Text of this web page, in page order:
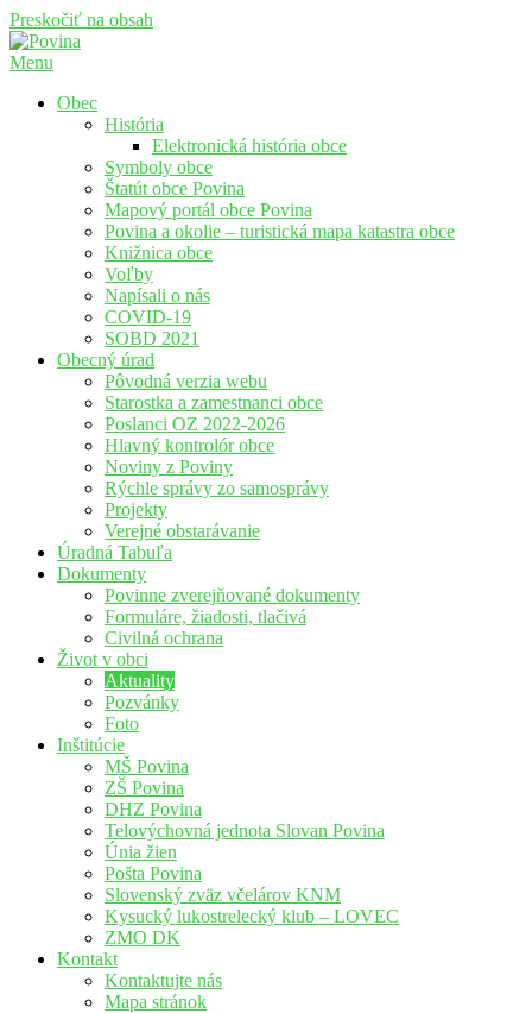
Preskočiť na obsah
Menu
Obec
História
Elektronická história obce
Symboly obce
Štatút obce Povina
Mapový portál obce Povina
Povina a okolie – turistická mapa katastra obce
Knižnica obce
Voľby
Napísali o nás
COVID-19
SOBD 2021
Obecný úrad
Pôvodná verzia webu
Starostka a zamestnanci obce
Poslanci OZ 2022-2026
Hlavný kontrolór obce
Noviny z Poviny
Rýchle správy zo samosprávy
Projekty
Verejné obstarávanie
Úradná Tabuľa
Dokumenty
Povinne zverejňované dokumenty
Formuláre, žiadosti, tlačivá
Civilná ochrana
Život v obci
Aktuality
Pozvánky
Foto
Inštitúcie
MŠ Povina
ZŠ Povina
DHZ Povina
Telovýchovná jednota Slovan Povina
Únia žien
Pošta Povina
Slovenský zväz včelárov KNM
Kysucký lukostrelecký klub – LOVEC
ZMO DK
Kontakt
Kontaktujte nás
Mapa stránok